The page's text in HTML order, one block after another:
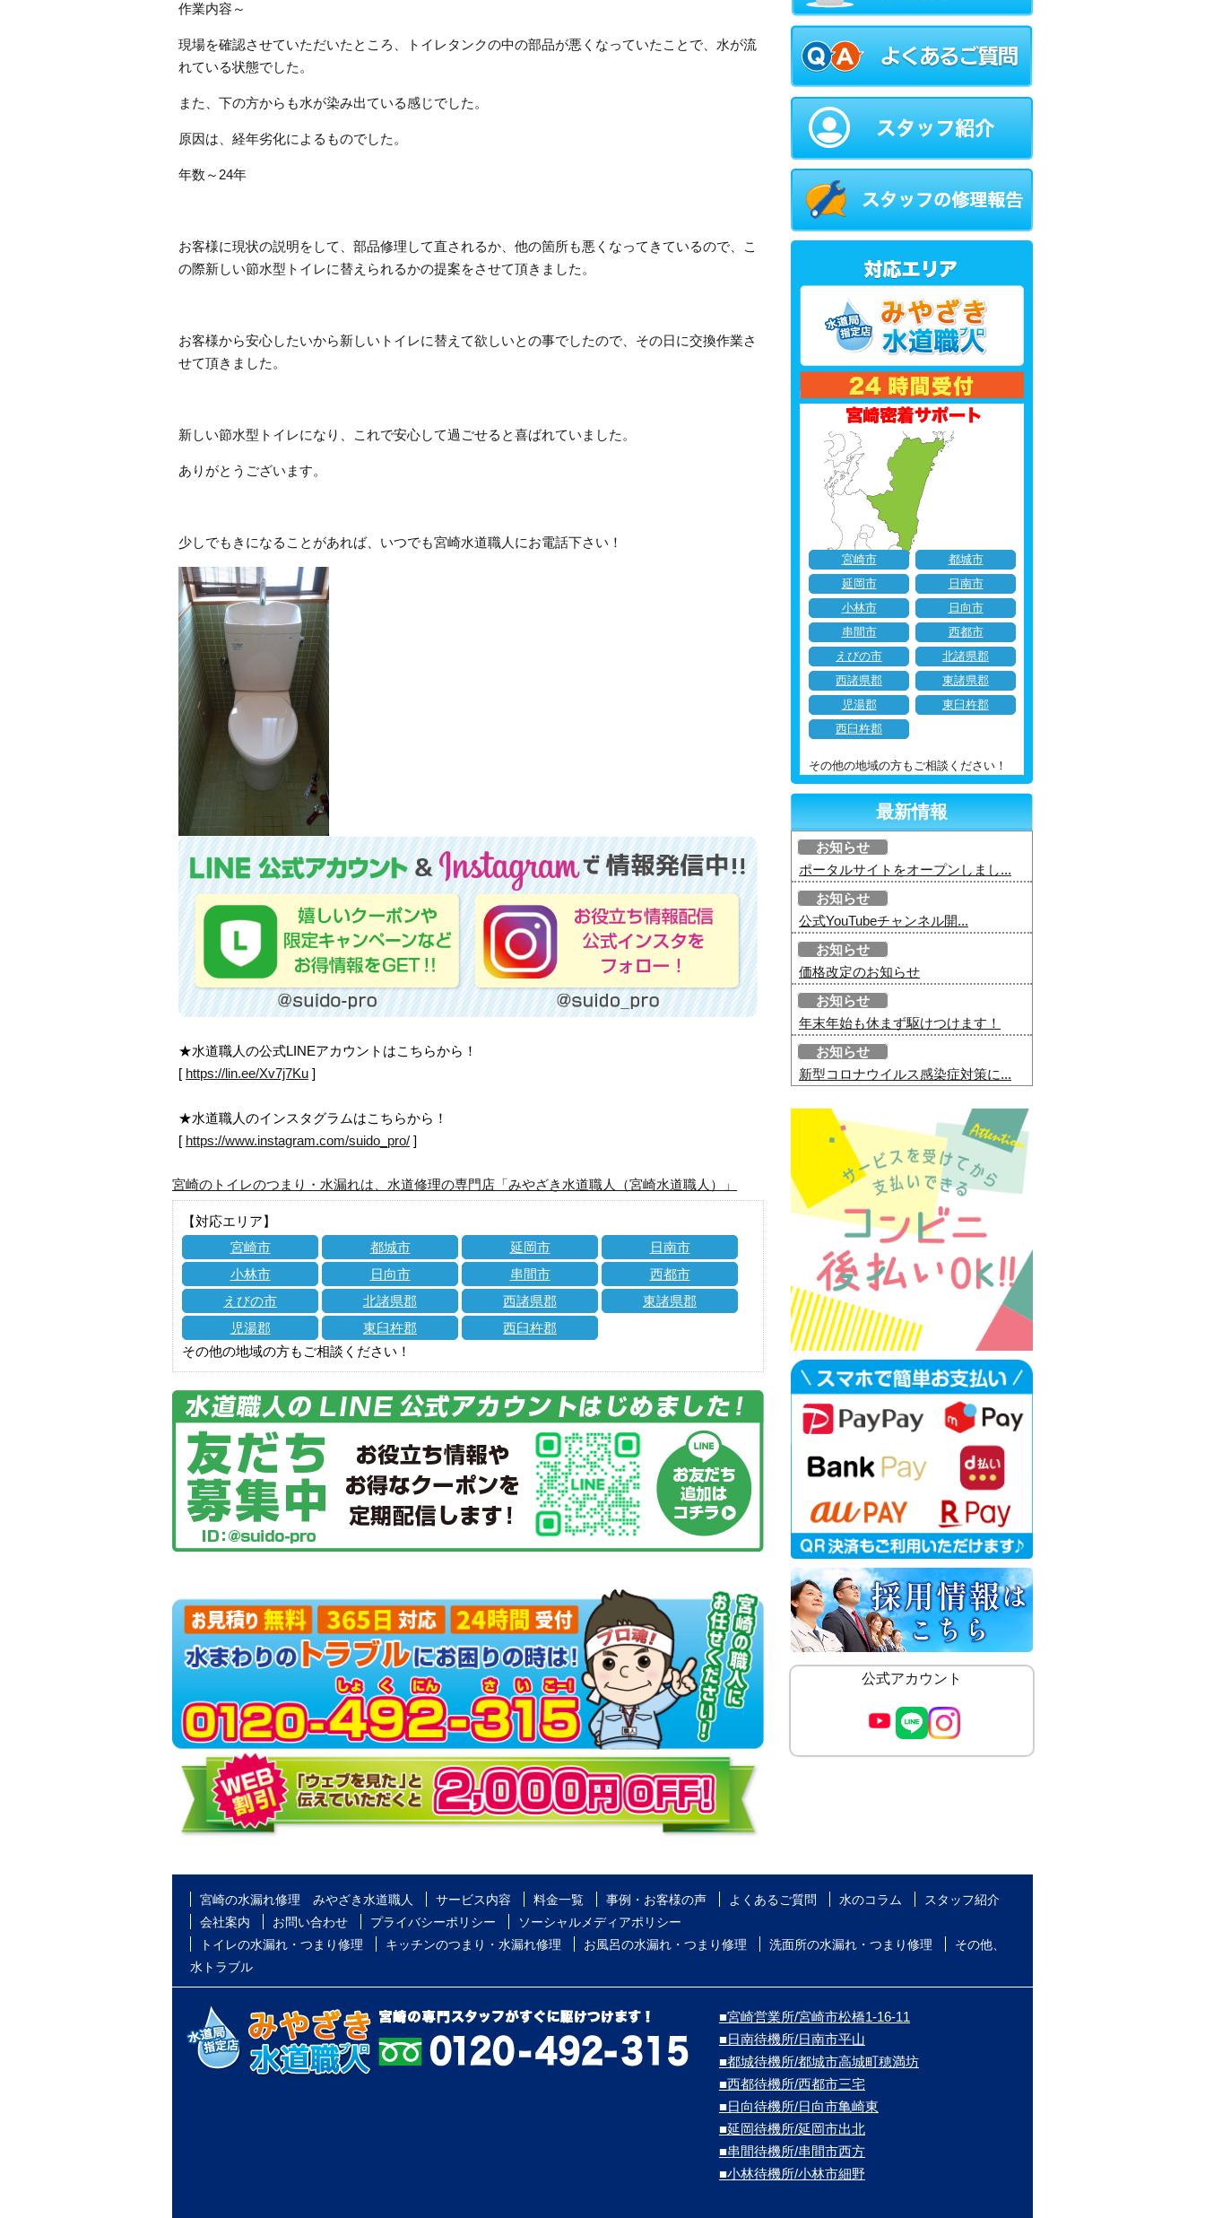
作業内容～
現場を確認させていただいたところ、トイレタンクの中の部品が悪くなっていたことで、水が流
れている状態でした。
また、下の方からも水が染み出ている感じでした。
原因は、経年劣化によるものでした。
年数～24年
お客様に現状の説明をして、部品修理して直されるか、他の箇所も悪くなってきているので、こ
の際新しい節水型トイレに替えられるかの提案をさせて頂きました。
お客様から安心したいから新しいトイレに替えて欲しいとの事でしたので、その日に交換作業さ
せて頂きました。
新しい節水型トイレになり、これで安心して過ごせると喜ばれていました。
ありがとうございます。
少しでもきになることがあれば、いつでも宮崎水道職人にお電話下さい！
★水道職人の公式LINEアカウントはこちらから！
[ https://lin.ee/Xv7j7Ku ]
★水道職人のインスタグラムはこちらから！
[ https://www.instagram.com/suido_pro/ ]
宮崎のトイレのつまり・水漏れは、水道修理の専門店「みやざき水道職人（宮崎水道職人）」
【対応エリア】
宮崎市
都城市 延岡市
日南市
小林市
日向市 串間市
西都市
えびの市
北諸県郡 西諸県郡
東諸県郡
児湯郡
東臼杵郡
西臼杵郡
その他の地域の方もご相談ください！
宮崎市
都城市
延岡市
日南市
小林市
日向市
串間市
西都市
えびの市
北諸県郡
西諸県郡
東諸県郡
児湯郡
東臼杵郡
西臼杵郡
その他の地域の方もご相談ください！
最新情報
お知らせ
ポータルサイトをオープンしまし...
お知らせ
公式YouTubeチャンネル開...
お知らせ
価格改定のお知らせ
お知らせ
年末年始も休まず駆けつけます！
お知らせ
新型コロナウイルス感染症対策に...
公式アカウント
宮崎の水漏れ修理 みやざき水道職人 サービス内容 料金一覧 事例・お客様の声 よくあるご質問 水のコラム
スタッフ紹介
会社案内
お問い合わせ プライバシーポリシー
ソーシャルメディアポリシー
トイレの水漏れ・つまり修理
キッチンのつまり・水漏れ修理 お風呂の水漏れ・つまり修理 洗面所の水漏れ・つまり修理
その他、
水トラブル
■宮崎営業所/宮崎市松橋1-16-11
■日南待機所/日南市平山
■都城待機所/都城市高城町穂満坊
■西都待機所/西都市三宅
■日向待機所/日向市亀崎東
■延岡待機所/延岡市出北
■串間待機所/串間市西方
■小林待機所/小林市細野